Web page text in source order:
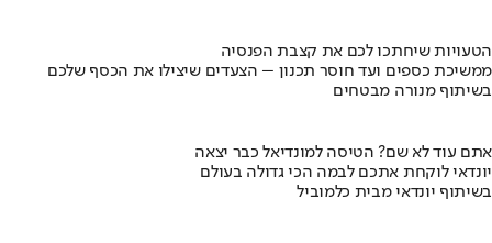
הטעויות שיחתכו לכם את קצבת הפנסיה
ממשיכת כספים ועד חוסר תכנון – הצעדים שיצילו את הכסף שלכם
בשיתוף מנורה מבטחים
אתם עוד לא שם? הטיסה למונדיאל כבר יצאה
יונדאי לוקחת אתכם לבמה הכי גדולה בעולם
בשיתוף יונדאי מבית כלמוביל